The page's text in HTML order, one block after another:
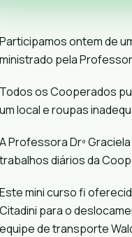
Participamos ontem de
ministrado pela
Todos os Cooperados
um local e roupas
A Professora Drº
trabalhos diários da
Este mini curso fi
Citadini para o
equipe de transporte